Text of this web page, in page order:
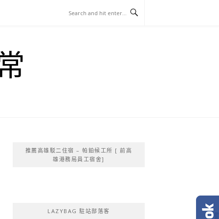
推薦高雄駁二住宿 – 帕鉑候工所 [ 前高
雄港務局員工宿舍]
LAZYBAG 駐站部落客